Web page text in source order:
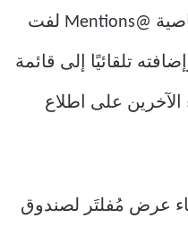
في من يرى ماذا. تتيح لك خاصية @Mentions لفت
تلقائيًا إلى قائمة
الآخرين على اطلاع
عرض مُفلتَر لصندوق